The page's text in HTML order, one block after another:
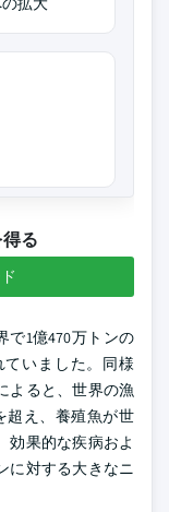
る
で1億470万トンの
いました。同様
よると、世界の漁
超え、養殖魚が世
効果的な疾病およ
に対する大きなニ